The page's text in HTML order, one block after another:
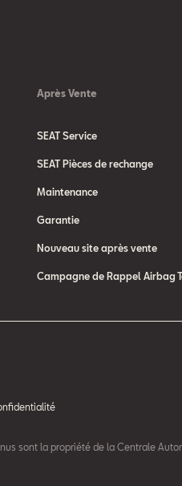
Après Vente
SEAT Service
SEAT Pièces de rechange
Maintenance
Garantie
Nouveau site après vente
Campagne de Rappel Airbag
sont la propriété de la Centrale